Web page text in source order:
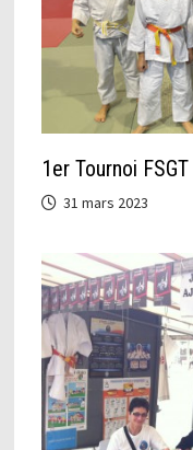
1er Tournoi
31 mars 2023